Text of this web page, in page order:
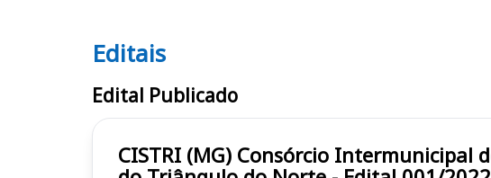
Editais CISTRI (MG)
Editais
Edital Publicado
CISTRI (MG) Consórcio Intermunicipal de Saúde da Rede de Urgência e Emergência da Microrregião